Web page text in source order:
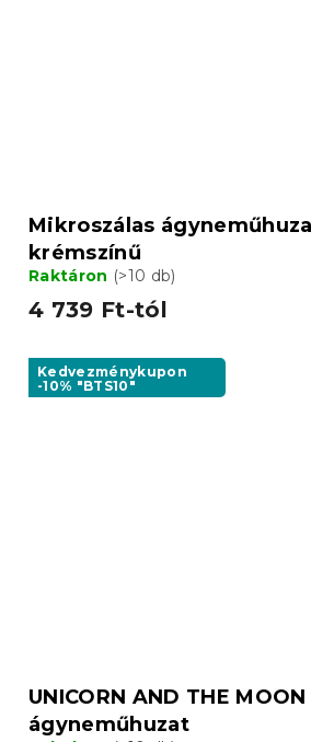
Mikroszálas
krémszínű
Raktáron (>10 db)
4 739 Ft-tól
Kedvezménykupon
-10% "BTS10"
UNICORN AND THE
ágyneműhuzat